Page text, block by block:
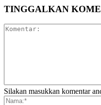
TINGGALKAN
Silakan masukkan komentar